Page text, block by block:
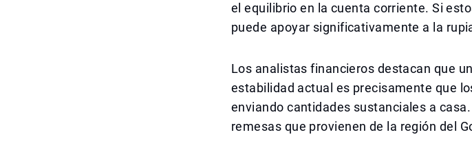
el equilibrio en la cuenta corriente. Si
puede apoyar significativamente a la
Los analistas financieros destacan que
estabilidad actual es precisamente que
enviando cantidades sustanciales a
remesas que provienen de la región del